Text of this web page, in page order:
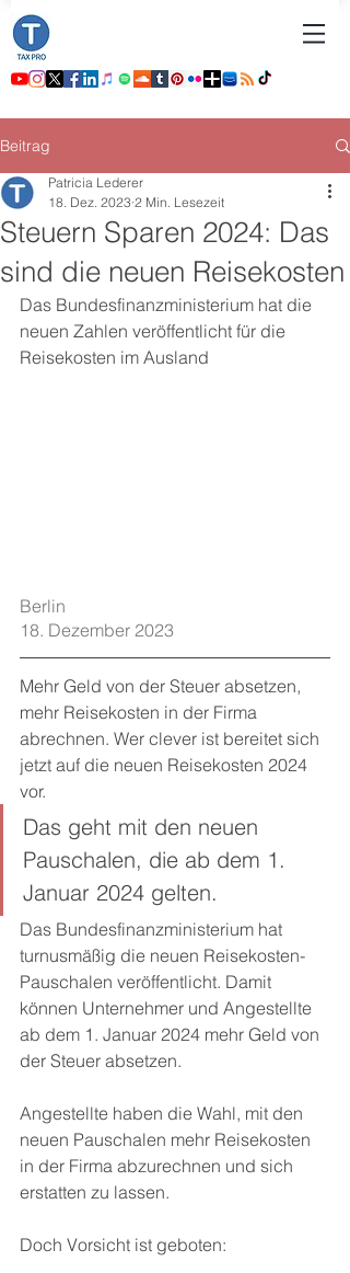
Beitrag
Steuern Sparen 2024: Das
sind die neuen Reisekosten
Patricia Lederer
18. Dez. 2023 2 Min. Lesezeit
Das Bundesfinanzministerium hat die
neuen Zahlen veröffentlicht für die
Reisekosten im Ausland
Berlin
18. Dezember 2023
Mehr Geld von der Steuer absetzen,
mehr Reisekosten in der Firma
abrechnen. Wer clever ist bereitet sich
jetzt auf die neuen Reisekosten 2024
vor.
Das geht mit den neuen
Pauschalen, die ab dem 1.
Januar 2024 gelten.
Das Bundesfinanzministerium hat
turnusmäßig die neuen Reisekosten-
Pauschalen veröffentlicht. Damit
können Unternehmer und Angestellte
ab dem 1. Januar 2024 mehr Geld von
der Steuer absetzen.
Angestellte haben die Wahl, mit den
neuen Pauschalen mehr Reisekosten
in der Firma abzurechnen und sich
erstatten zu lassen.
Doch Vorsicht ist geboten: